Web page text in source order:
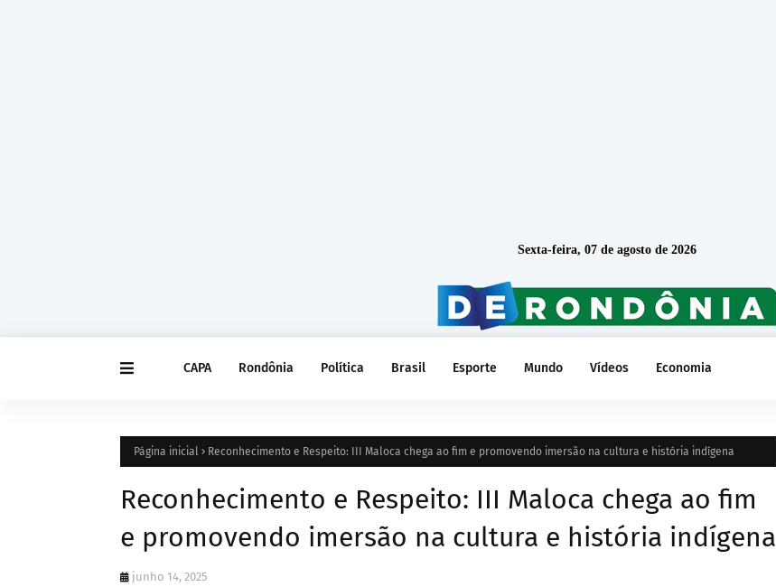
Sexta-feira, 07 de agosto de 2026
CAPA Rondônia Política Brasil Esporte Mundo Vídeos Economia
Página inicial Reconhecimento e Respeito: III Maloca chega ao fim e promovendo imersão na cultura e história indígena
Reconhecimento e Respeito: III Maloca chega ao fim
e promovendo imersão na cultura e história indígena
junho 14, 2025